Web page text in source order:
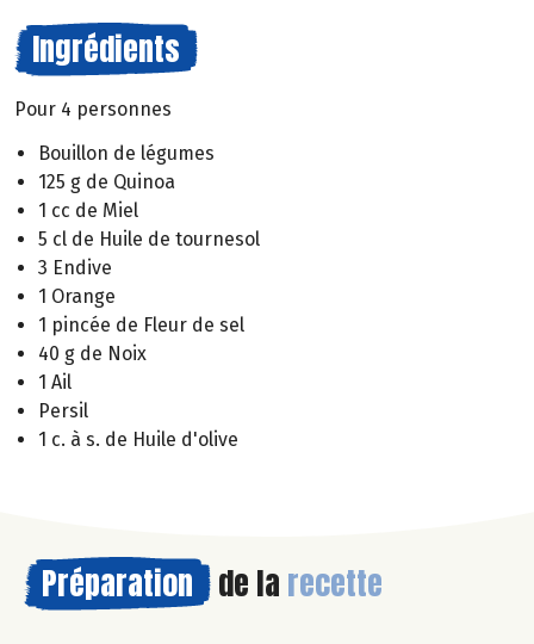
Ingrédients
Pour 4 personnes
Bouillon de légumes
125 g de Quinoa
1 cc de Miel
5 cl de Huile de tournesol
3 Endive
1 Orange
1 pincée de Fleur de sel
40 g de Noix
1 Ail
Persil
1 c. à s. de Huile d'olive
Préparation de la recette